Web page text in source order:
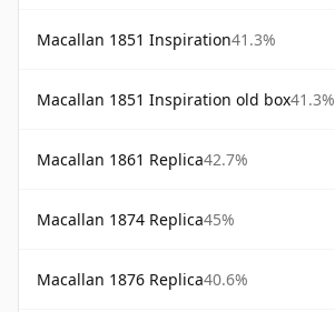
Macallan 1851 Inspiration41.3%
Macallan 1851 Inspiration old box41.3%
Macallan 1861 Replica42.7%
Macallan 1874 Replica45%
Macallan 1876 Replica40.6%